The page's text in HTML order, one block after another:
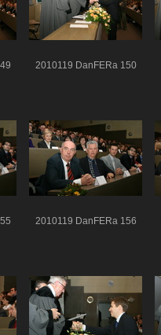
2010119 DanFERa 150
2010119 DanFERa 156